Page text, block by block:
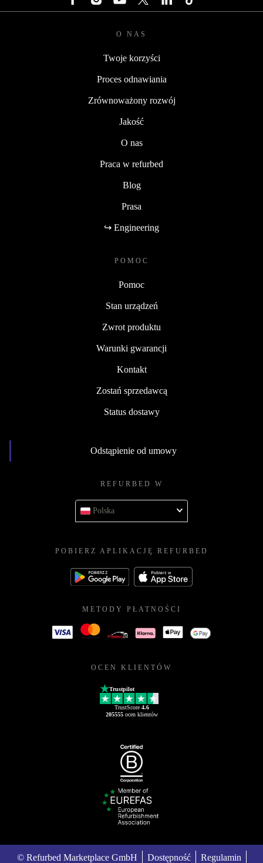
O NAS
Twoje korzyści
Proces odnawiania
Zrównoważony rozwój
Jakość
O nas
Praca w refurbed
Blog
Prasa
↪ Engineering
POMOC
Pomoc
Stan urządzeń
Zwrot produktu
Warunki gwarancji
Kontakt
Zostań sprzedawcą
Status dostawy
Odstąpienie od umowy
REFURBED W
Polska
POBIERZ APLIKACJĘ REFURBED
METODY PŁATNOŚCI
OCEN KLIENTÓW
Trustpilot
TrustScore 4.6
205555ocen klientów
© Refurbed Marketplace GmbH Dostępność Regulamin